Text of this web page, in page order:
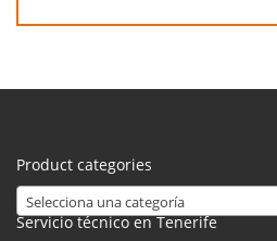
Product categories
Selecciona una categoría
Servicio técnico en Tenerife